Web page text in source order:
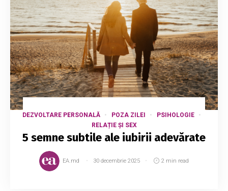
DEZVOLTARE PERSONALĂ POZA ZILEI
PSIHOLOGIE
RELAȚIE ȘI SEX
5 semne subtile ale iubirii adevărate
EA.md 30 decembrie 2025 2 min read